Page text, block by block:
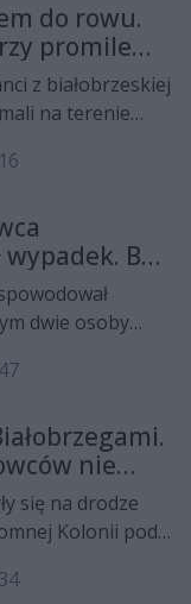
do rowu.
promile
z białobrzeskiej
na terenie
Alfa
stracił
i wjechał
rowu.
Był
policję
dwie osoby
że ma sąowy
poszukiwany
nie
się na drodze
Kolonii pod
kolizji miał